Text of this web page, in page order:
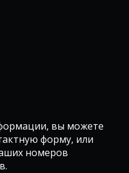
вы можете
форму, или
номеров